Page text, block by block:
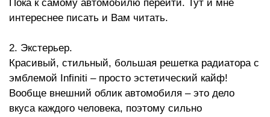
Пока к самому автомобилю перейти. Тут и мне
интереснее писать и Вам читать.
2. Экстерьер.
Красивый, стильный, большая решетка радиатора с
эмблемой Infiniti – просто эстетический кайф!
Вообще внешний облик автомобиля – это дело
вкуса каждого человека, поэтому сильно